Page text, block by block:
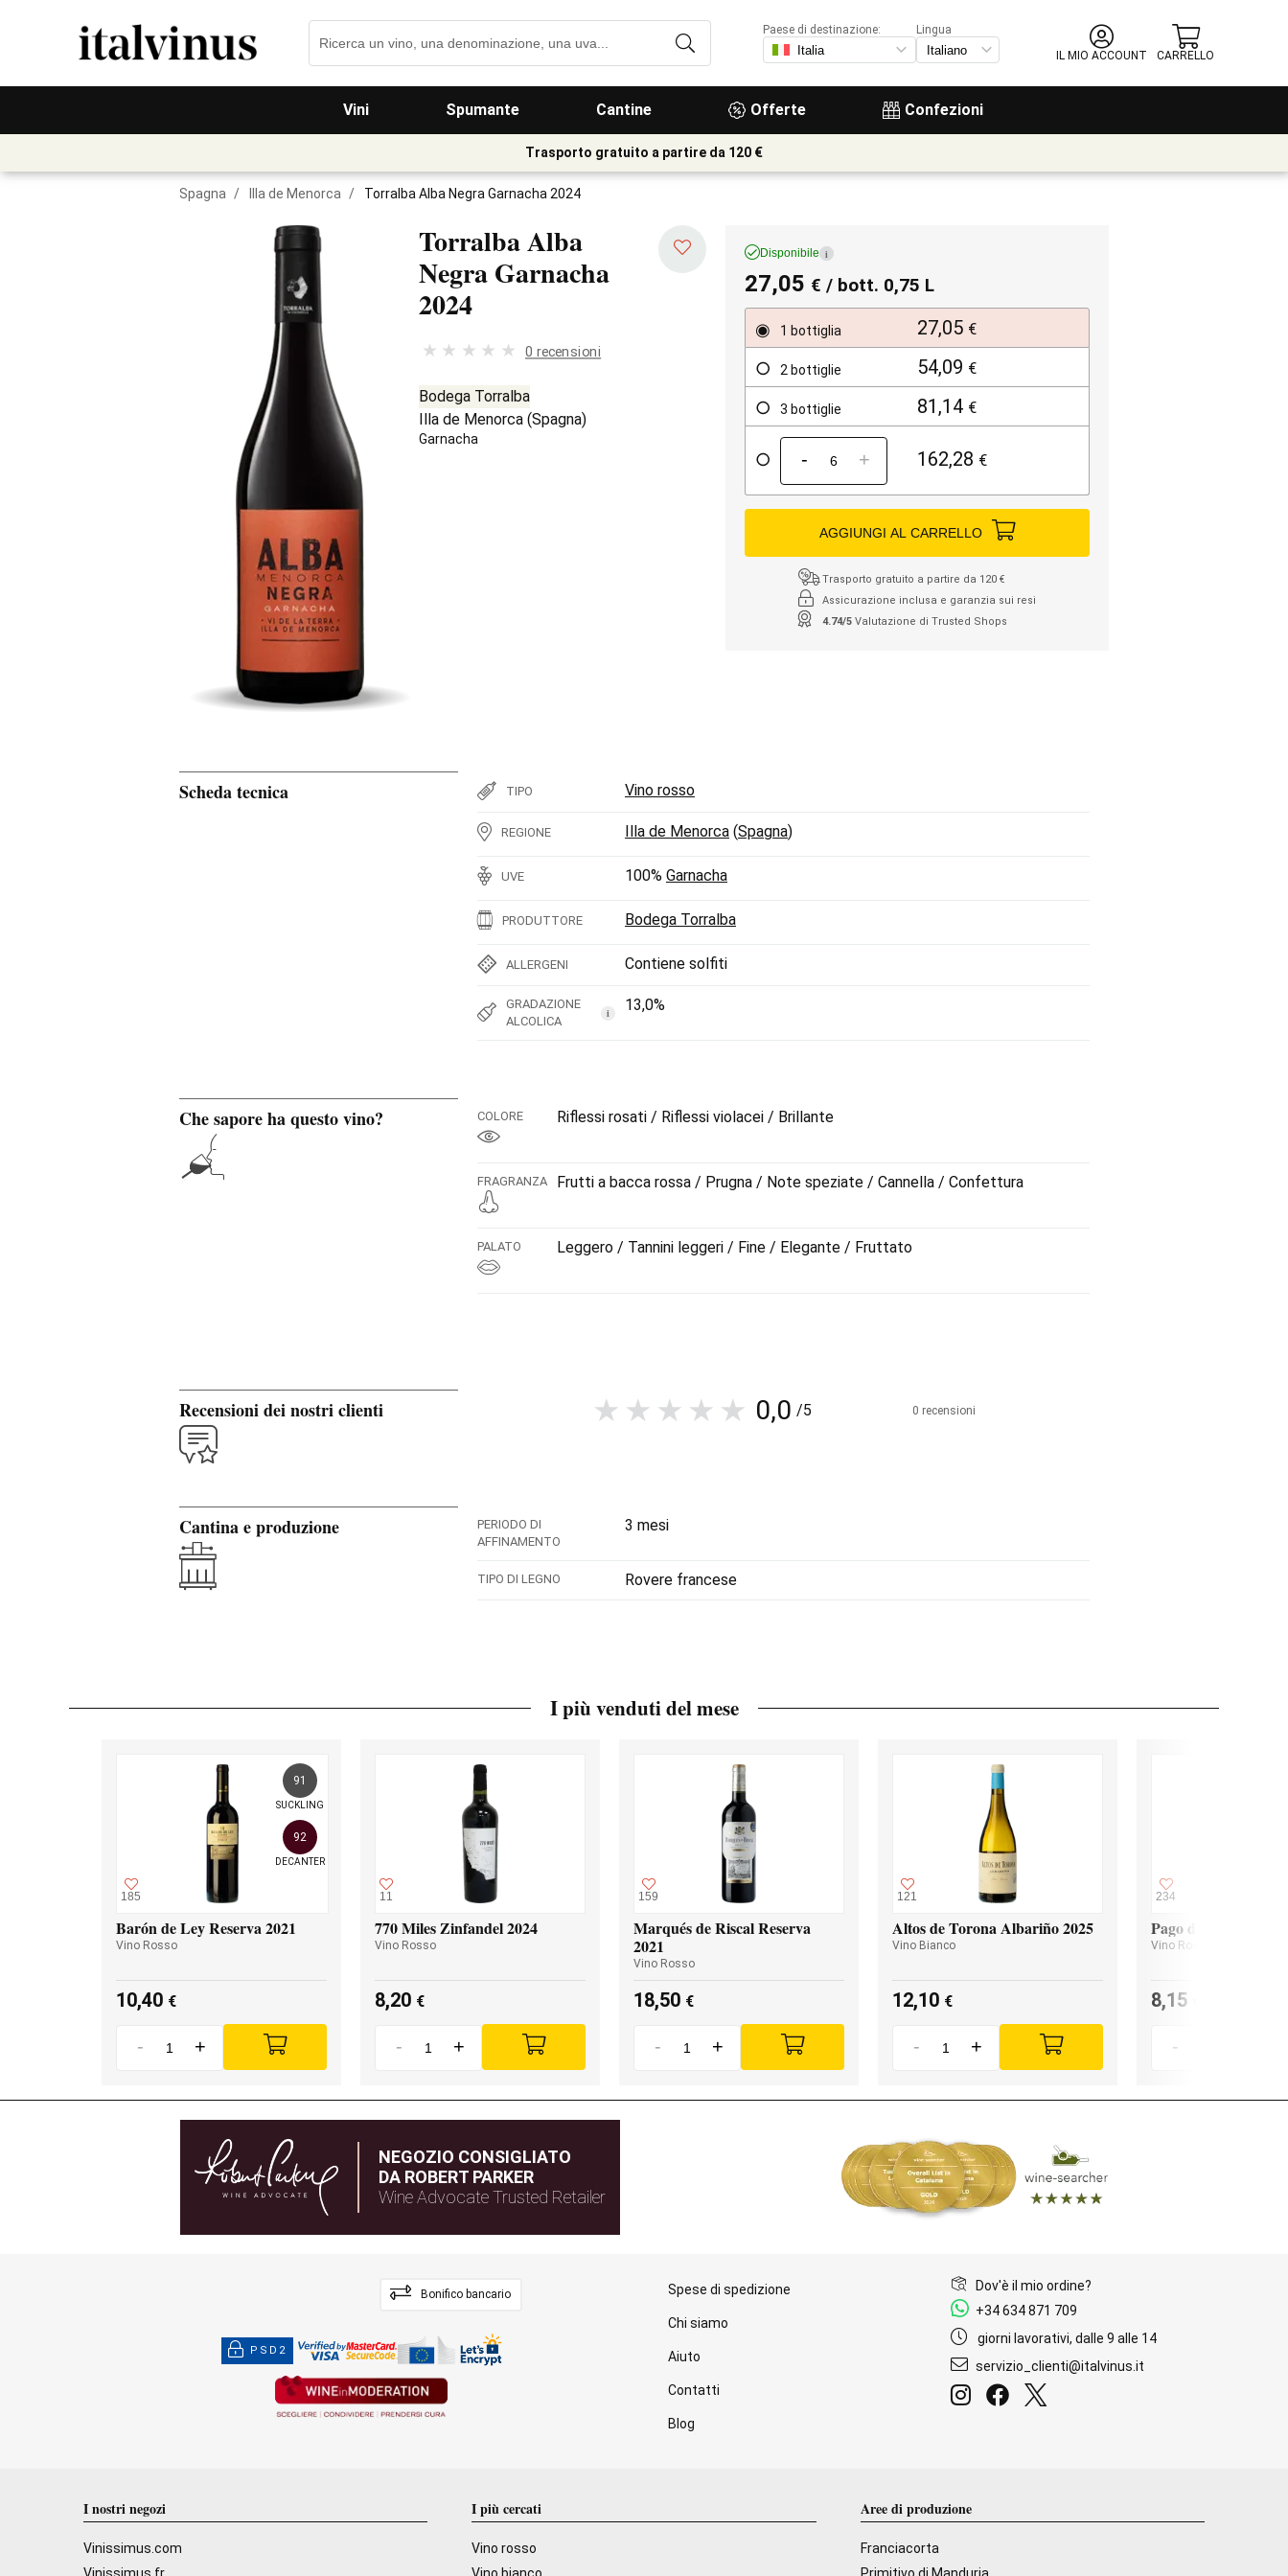
Vini Spumante Cantine Offerte Confezioni
Paese di destinazione:
Lingua
IL MIO ACCOUNT
CARRELLO
Trasporto gratuito a partire da 120 €
Spagna / Illa de Menorca / Torralba Alba Negra Garnacha 2024
Torralba Alba
Negra Garnacha
2024
0 recensioni
Bodega Torralba
Illa de Menorca (Spagna)
Garnacha
Disponibile i
27,05 € / bott. 0,75 L
1 bottiglia 27,05 €
2 bottiglie 54,09 €
3 bottiglie 81,14 €
- + 162,28 €
AGGIUNGI AL CARRELLO
Trasporto gratuito a partire da 120 €
Assicurazione inclusa e garanzia sui resi
4.74/5 Valutazione di Trusted Shops
Scheda tecnica TIPO Vino rosso
REGIONE Illa de Menorca (Spagna)
UVE 100% Garnacha
PRODUTTORE Bodega Torralba
ALLERGENI Contiene solfiti
GRADAZIONE
ALCOLICA
i 13,0%
Che sapore ha questo vino? COLORE Riflessi rosati / Riflessi violacei / Brillante
FRAGRANZA Frutti a bacca rossa / Prugna / Note speziate / Cannella / Confettura
PALATO Leggero / Tannini leggeri / Fine / Elegante / Fruttato
Recensioni dei nostri clienti 0,0 /5 0 recensioni
Cantina e produzione
PERIODO DI
AFFINAMENTO
3 mesi
TIPO DI LEGNO Rovere francese
I più venduti del mese
185
91
SUCKLING
92
DECANTER
Barón de Ley Reserva 2021
Vino Rosso
10,40 €
- +
11
770 Miles Zinfandel 2024
Vino Rosso
8,20 €
- +
159
Marqués de Riscal Reserva
2021
Vino Rosso
18,50 €
- +
121
Altos de Torona Albariño 2025
Vino Bianco
12,10 €
- +
234
Pago de Valdoneje
Vino Rosso
8,15
-
NEGOZIO CONSIGLIATO
DA ROBERT PARKER
Wine Advocate Trusted Retailer
Bonifico bancario
PSD2
Spese di spedizione
Chi siamo
Aiuto
Contatti
Blog
Dov'è il mio ordine?
+34 634 871 709
giorni lavorativi, dalle 9 alle 14
servizio_clienti@italvinus.it
I nostri negozi
Vinissimus.com
Vinissimus.fr
I più cercati
Vino rosso
Vino bianco
Aree di produzione
Franciacorta
Primitivo di Manduria